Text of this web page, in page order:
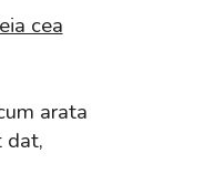
cea
arata
dat,